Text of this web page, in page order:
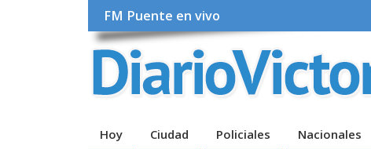
FM Puente en vivo
Hoy Ciudad Policiales Nacionales